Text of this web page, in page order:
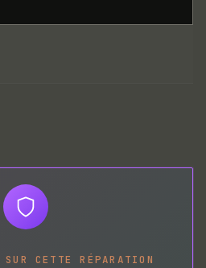
SUR CETTE RÉPARATION